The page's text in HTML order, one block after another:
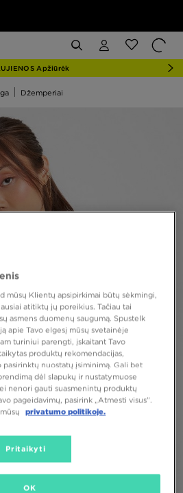
Apžiūrėk
Džemperiai
mūsų Klientų apsipirkimai būtų sėkmingi,
atitiktų jų poreikius. Tačiau tai
asmens duomenų saugumą. Spustelk
apie Tavo elgesį mūsų svetainėje
turiniui parengti, įskaitant Tavo
produktų rekomendacijas,
pasirinktų nuostatų įsiminimą. Gali bet
dėl slapukų ir nustatymuose
nenori gauti suasmenintų produktų
pageidavimų, pasirink „Atmesti visus”.
privatumo politikoje.
Pritaikyti
OK